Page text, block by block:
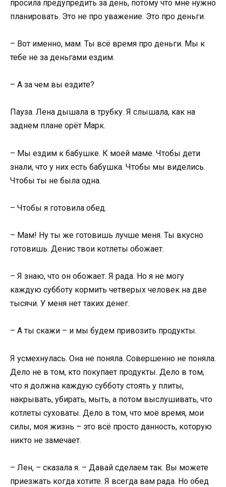
просила предупредить за день, потому что мне нужно
планировать. Это не про уважение. Это про деньги.
– Вот именно, мам. Ты всё время про деньги. Мы к
тебе не за деньгами ездим.
– А за чем вы ездите?
Пауза. Лена дышала в трубку. Я слышала, как на
заднем плане орёт Марк.
– Мы ездим к бабушке. К моей маме. Чтобы дети
знали, что у них есть бабушка. Чтобы мы виделись.
Чтобы ты не была одна.
– Чтобы я готовила обед.
– Мам! Ну ты же готовишь лучше меня. Ты вкусно
готовишь. Денис твои котлеты обожает.
– Я знаю, что он обожает. Я рада. Но я не могу
каждую субботу кормить четверых человек на две
тысячи. У меня нет таких денег.
– А ты скажи – и мы будем привозить продукты.
Я усмехнулась. Она не поняла. Совершенно не поняла.
Дело не в том, кто покупает продукты. Дело в том,
что я должна каждую субботу стоять у плиты,
накрывать, убирать, мыть, а потом выслушивать, что
котлеты суховаты. Дело в том, что моё время, мои
силы, моя жизнь – это всё просто данность, которую
никто не замечает.
– Лен, – сказала я. – Давай сделаем так. Вы можете
приезжать когда хотите. Я всегда вам рада. Но обед